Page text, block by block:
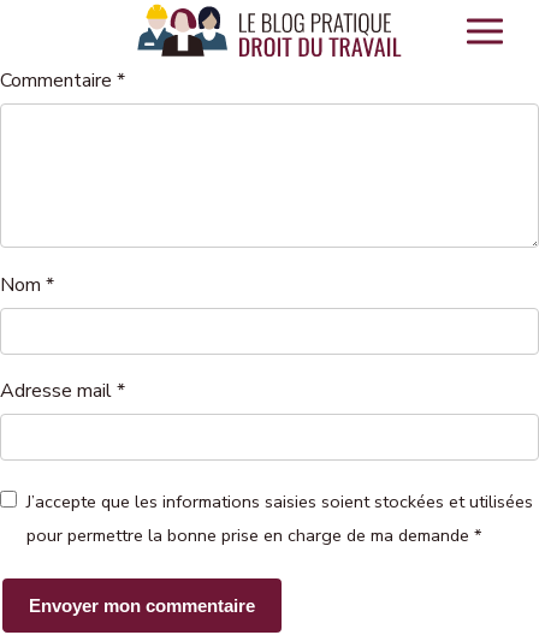
Panneau de gestion des cookies
Commentaire *
Nom *
Adresse mail*
J’accepte que les informations saisies soient stockées et utilisées
pour permettre la bonne prise en charge de ma demande *